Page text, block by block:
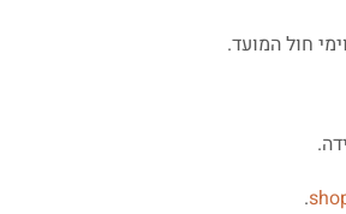
חול המועד.
.